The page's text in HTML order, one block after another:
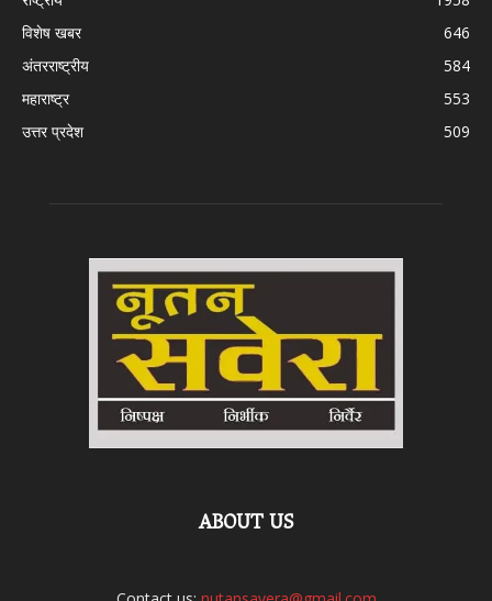
विशेष खबर
646
अंतरराष्ट्रीय
584
महाराष्ट्र
553
उत्तर प्रदेश
509
ABOUT US